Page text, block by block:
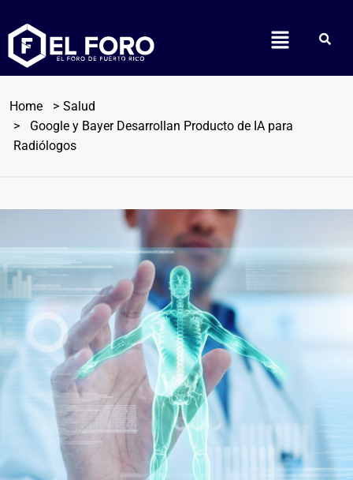
Home
Salud
Google y Bayer Desarrollan Producto de IA para
Radiólogos